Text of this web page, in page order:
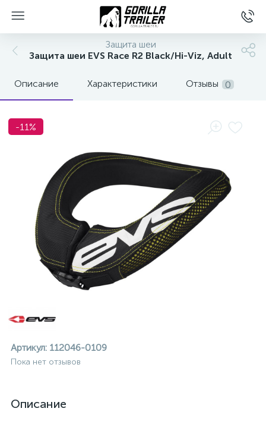
Защита шеи
Защита шеи EVS Race R2 Black/Hi-Viz, Adult
Описание Характеристики Отзывы 0
-11%
Артикул: 112046-0109
Пока нет отзывов
Описание